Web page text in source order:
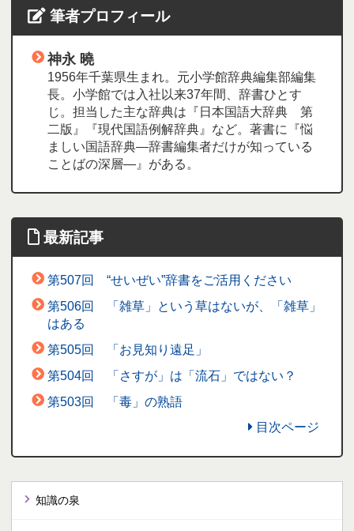
筆者プロフィール
神永 曉
1956年千葉県生まれ。元小学館辞典編集部編集
長。小学館では入社以来37年間、辞書ひとす
じ。担当した主な辞典は『日本国語大辞典 第
二版』『現代国語例解辞典』など。著書に『悩
ましい国語辞典―辞書編集者だけが知っている
ことばの深層―』がある。
最新記事
第507回 “せいぜい”辞書をご活用ください
第506回 「雑草」という草はないが、「雑草」
はある
第505回 「お見知り遠足」
第504回 「さすが」は「流石」ではない？
第503回 「毒」の熟語
目次ページ
知識の泉